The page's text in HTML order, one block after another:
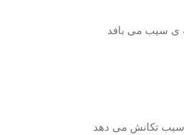
می بافد
تکانش می دهد